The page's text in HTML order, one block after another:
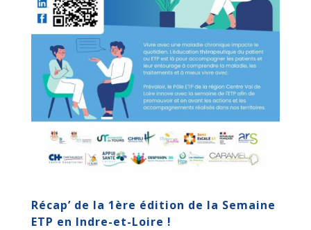
Récap’ de la 1ère édition de la Semaine
ETP en Indre-et-Loire !